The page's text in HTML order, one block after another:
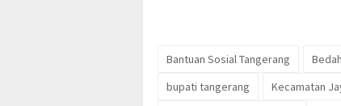
Bantuan Sosial Tangerang
bupati tangerang
Kecamatan